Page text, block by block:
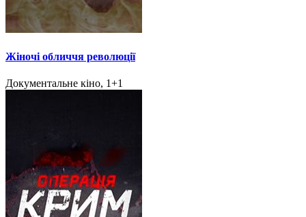
Жіночі обличчя революції
Документальне кіно, 1+1